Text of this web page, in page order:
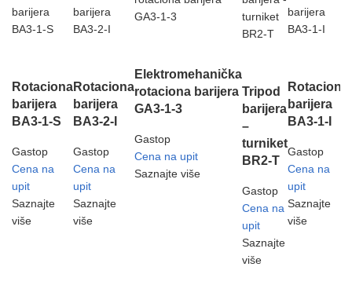
Rotaciona
barijera
BA3-1-S
Gastop
Cena na
upit
Saznajte
više
Rotaciona
barijera
BA3-2-I
Gastop
Cena na
upit
Saznajte
više
Elektromehanička
rotaciona barijera
GA3-1-3
Gastop
Cena na upit
Saznajte više
Tripod
barijera
–
turniket
BR2-T
Gastop
Cena na
upit
Saznajte
više
Rotaciona
barijera
BA3-1-I
Gastop
Cena na
upit
Saznajte
više